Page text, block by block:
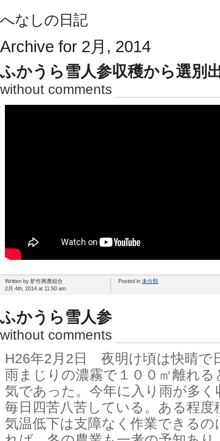
へなしの日記
Archive for 2月, 2014
ふかうら雪人参収穫から選別
without comments
Written by 舮作興農組合
2月 4th, 2014 at 11:50 am
Posted in 未分類
ふかうら雪人参
without comments
H26年2月2日 夜明け頃は快晴で
雨まじりの濃霧で１００㎡離れ
気であった。今年に入り雨が多
毎日四苦八苦している。ある程
気温低下は支障なく作業できる